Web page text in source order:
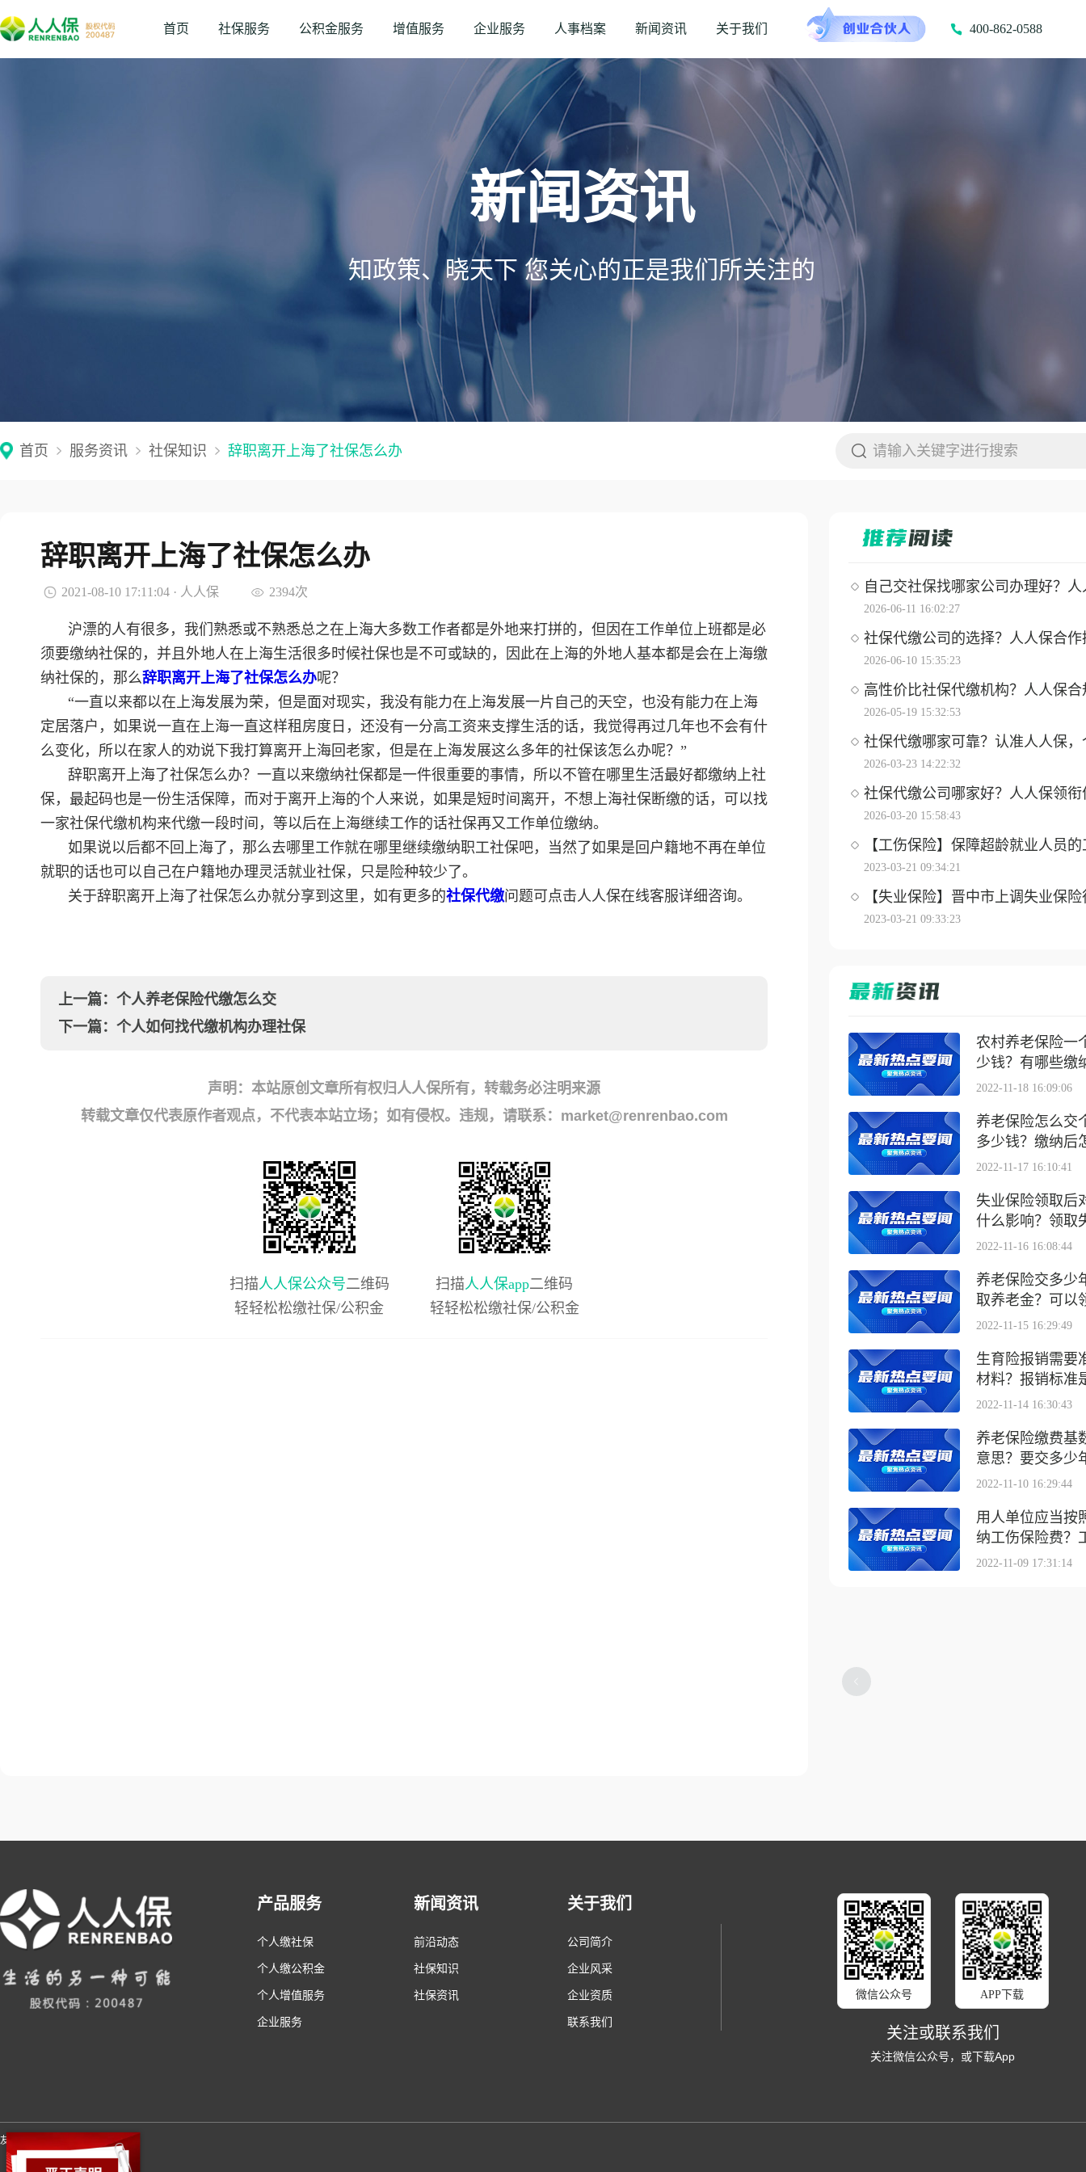
首页 社保服务 公积金服务 增值服务 企业服务 人事档案 新闻资讯 关于我们 400-862-0588
新闻资讯
知政策、晓天下 您关心的正是我们所关注的
首页 服务资讯 社保知识 辞职离开上海了社保怎么办
辞职离开上海了社保怎么办
2021-08-10 17:11:04 · 人人保 2394次
沪漂的人有很多，我们熟悉或不熟悉总之在上海大多数工作者都是外地来打拼的，但因在工作单位上班都是必
须要缴纳社保的，并且外地人在上海生活很多时候社保也是不可或缺的，因此在上海的外地人基本都是会在上海缴
纳社保的，那么辞职离开上海了社保怎么办呢？
“一直以来都以在上海发展为荣，但是面对现实，我没有能力在上海发展一片自己的天空，也没有能力在上海
定居落户，如果说一直在上海一直这样租房度日，还没有一分高工资来支撑生活的话，我觉得再过几年也不会有什
么变化，所以在家人的劝说下我打算离开上海回老家，但是在上海发展这么多年的社保该怎么办呢？”
辞职离开上海了社保怎么办？一直以来缴纳社保都是一件很重要的事情，所以不管在哪里生活最好都缴纳上社
保，最起码也是一份生活保障，而对于离开上海的个人来说，如果是短时间离开，不想上海社保断缴的话，可以找
一家社保代缴机构来代缴一段时间，等以后在上海继续工作的话社保再又工作单位缴纳。
如果说以后都不回上海了，那么去哪里工作就在哪里继续缴纳职工社保吧，当然了如果是回户籍地不再在单位
就职的话也可以自己在户籍地办理灵活就业社保，只是险种较少了。
关于辞职离开上海了社保怎么办就分享到这里，如有更多的社保代缴问题可点击人人保在线客服详细咨询。
上一篇： 个人养老保险代缴怎么交
下一篇： 个人如何找代缴机构办理社保
声明：本站原创文章所有权归人人保所有，转载务必注明来源
转载文章仅代表原作者观点，不代表本站立场；如有侵权。违规，请联系：market@renrenbao.com
扫描人人保公众号二维码
轻轻松松缴社保/公积金
扫描人人保app二维码
轻轻松松缴社保/公积金
自己交社保找哪家公司办理好？人
2026-06-11 16:02:27
社保代缴公司的选择？人人保合作
2026-06-10 15:35:23
高性价比社保代缴机构？人人保合
2026-05-19 15:32:53
社保代缴哪家可靠？认准人人保，
2026-03-23 14:22:32
社保代缴公司哪家好？人人保领衔
2026-03-20 15:58:43
【工伤保险】保障超龄就业人员
2023-03-21 09:34:21
【失业保险】晋中市上调失业保
2023-03-21 09:33:23
农村养老保险一
少钱？有哪些缴
2022-11-18 16:09:06
养老保险怎么交
多少钱？缴纳后
2022-11-17 16:10:41
失业保险领取后
什么影响？领取
2022-11-16 16:08:44
养老保险交多少
取养老金？可以
2022-11-15 16:29:49
生育险报销需要
材料？报销标准
2022-11-14 16:30:43
养老保险缴费基
意思？要交多少
2022-11-10 16:29:44
用人单位应当按
纳工伤保险费？
2022-11-09 17:31:14
产品服务
个人缴社保
个人缴公积金
个人增值服务
企业服务
新闻资讯
前沿动态
社保知识
社保资讯
关于我们
公司简介
企业风采
企业资质
联系我们
微信公众号 APP下载
关注或联系我们
关注微信公众号，或下载App
友情链接：